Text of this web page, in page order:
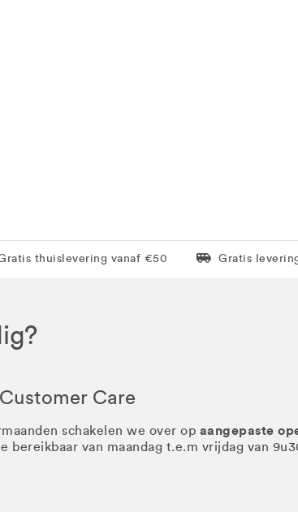
thuislevering vanaf €50 Levering in 1
Gratis
Care
schakelen we over op aangepaste
bereikbaar van maandag t.e.m vrijdag van